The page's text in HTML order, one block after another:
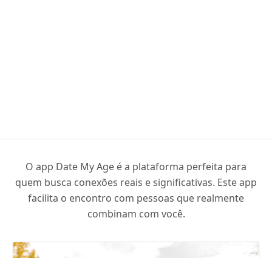
O app Date My Age é a plataforma perfeita para
quem busca conexões reais e significativas. Este app
facilita o encontro com pessoas que realmente
combinam com você.